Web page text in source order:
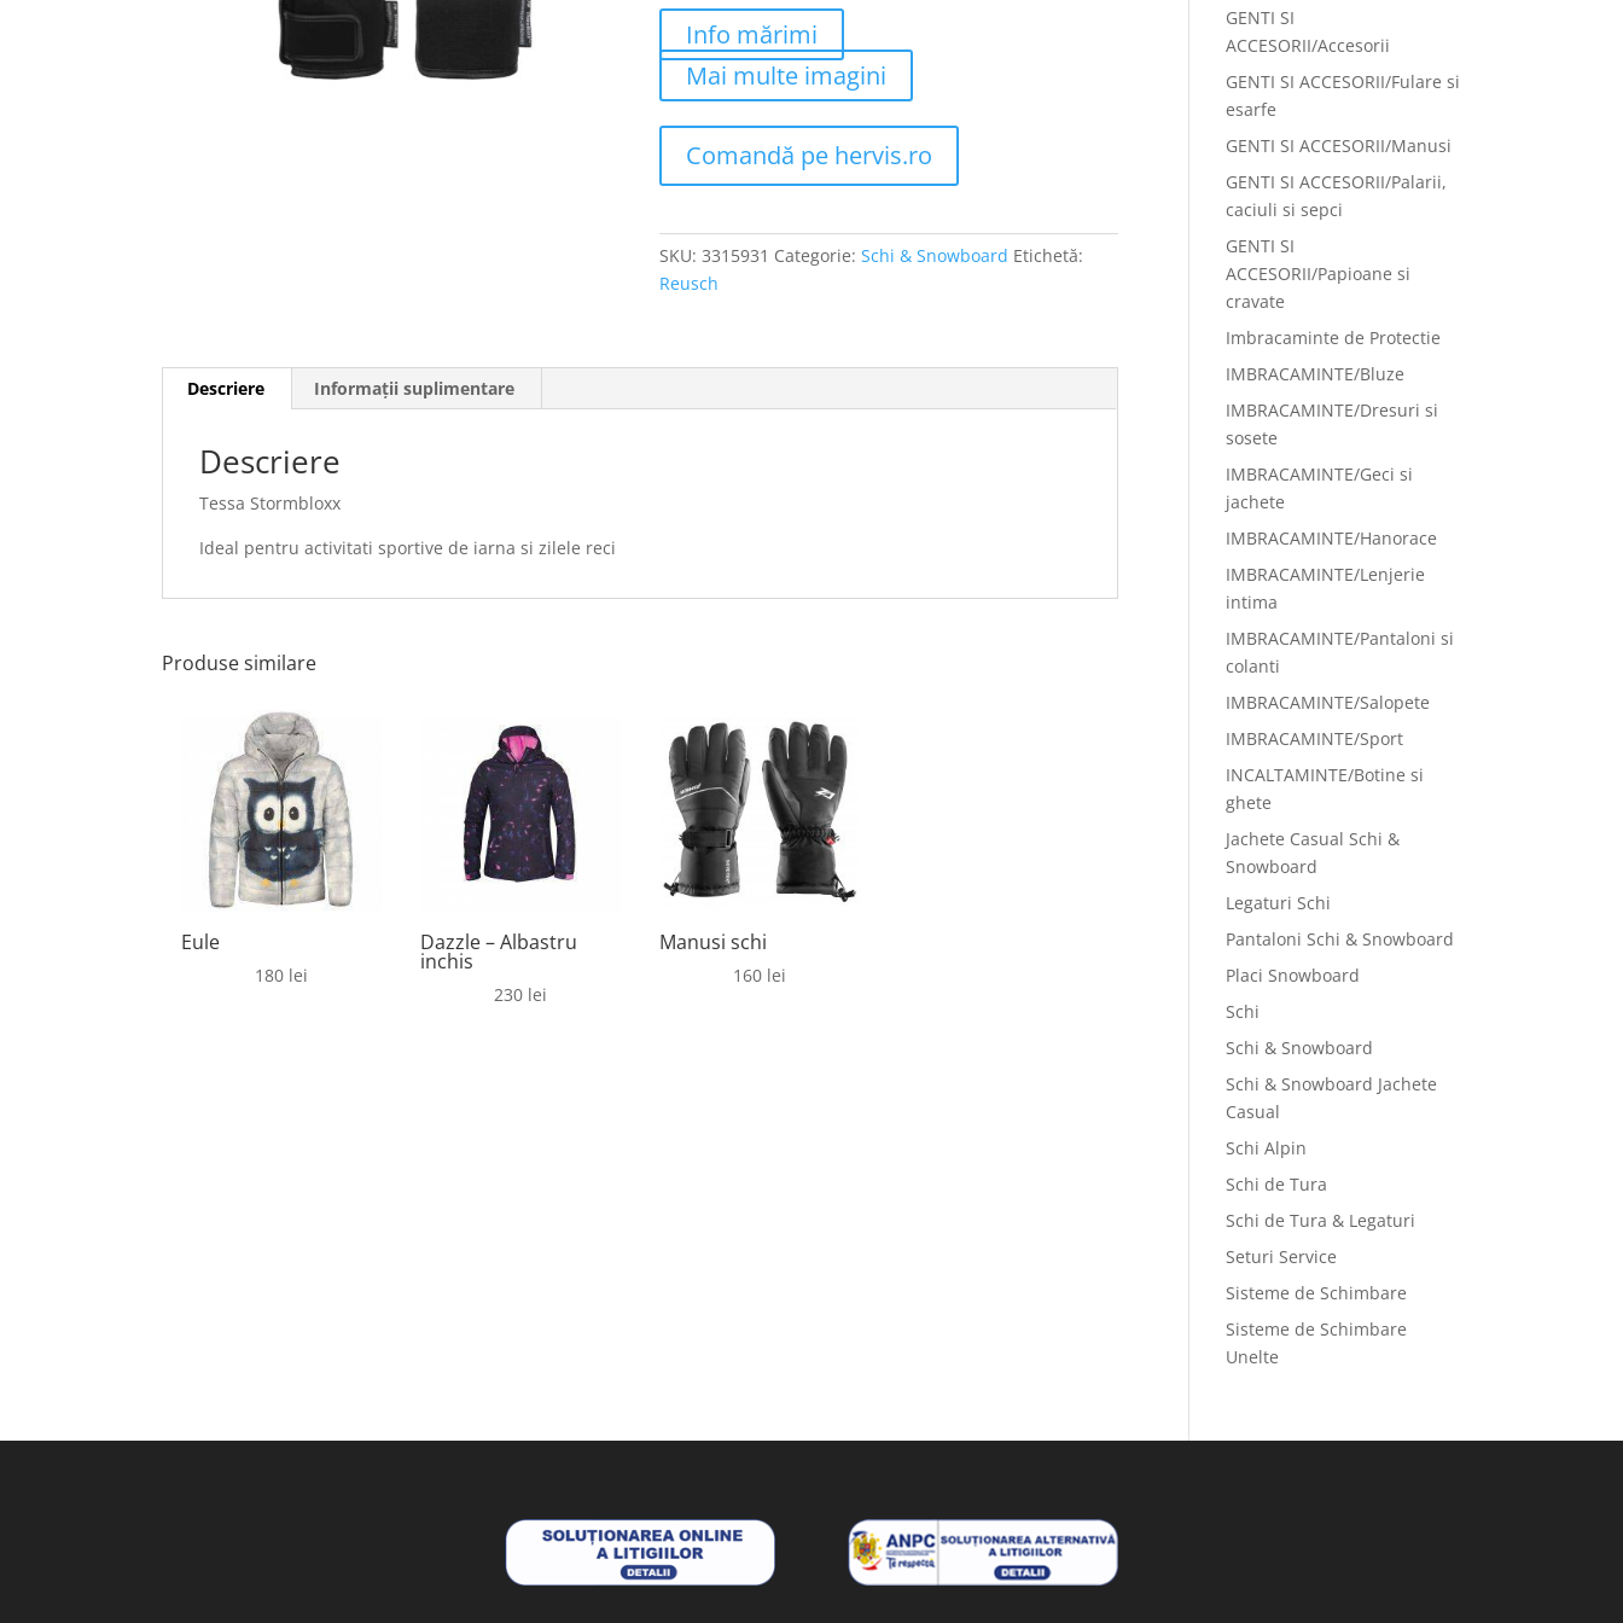
Info mărimi
Mai multe imagini
Comandă pe hervis.ro
SKU:3315931 Categorie:Schi & Snowboard Etichetă:
Reusch
Descriere Informații suplimentare
Descriere
Tessa Stormbloxx
Ideal pentru activitati sportive de iarna si zilele reci
Produse similare
Eule
180 lei
Dazzle – Albastru
inchis
230 lei
Manusi schi
160 lei
GENTI SI
ACCESORII/Accesorii
GENTI SI ACCESORII/Fulare si
esarfe
GENTI SI ACCESORII/Manusi
GENTI SI ACCESORII/Palarii,
caciuli si sepci
GENTI SI
ACCESORII/Papioane si
cravate
Imbracaminte de Protectie
IMBRACAMINTE/Bluze
IMBRACAMINTE/Dresuri si
sosete
IMBRACAMINTE/Geci si
jachete
IMBRACAMINTE/Hanorace
IMBRACAMINTE/Lenjerie
intima
IMBRACAMINTE/Pantaloni si
colanti
IMBRACAMINTE/Salopete
IMBRACAMINTE/Sport
INCALTAMINTE/Botine si
ghete
Jachete Casual Schi &
Snowboard
Legaturi Schi
Pantaloni Schi & Snowboard
Placi Snowboard
Schi
Schi & Snowboard
Schi & Snowboard Jachete
Casual
Schi Alpin
Schi de Tura
Schi de Tura & Legaturi
Seturi Service
Sisteme de Schimbare
Sisteme de Schimbare
Unelte